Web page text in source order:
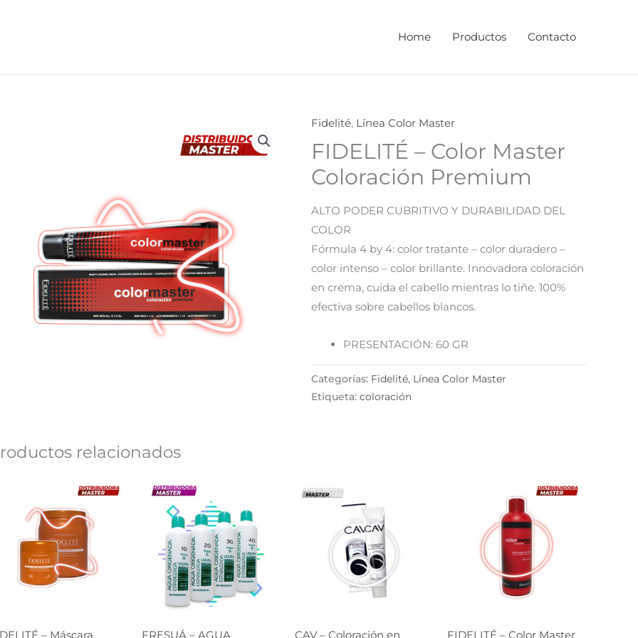
Home Productos Contacto
Fidelité, Línea Color Master
FIDELITÉ – Color Master
Coloración Premium
ALTO PODER CUBRITIVO Y DURABILIDAD DEL
COLOR
Fórmula 4 by 4: color tratante – color duradero –
color intenso – color brillante. Innovadora coloración
en crema, cuida el cabello mientras lo tiñe. 100%
efectiva sobre cabellos blancos.
PRESENTACIÓN: 60 GR
Categorías: Fidelité, Línea Color Master
Etiqueta:coloración
relacionados
– Máscara FRESUÁ – AGUA CAV – Coloración en FIDELITÉ – Color Master